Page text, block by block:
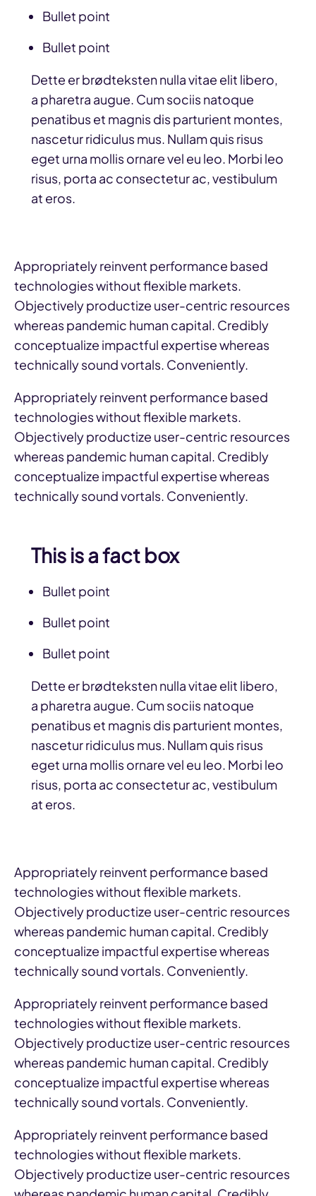
Bullet point
Bullet point
Dette er brødteksten nulla vitae elit libero,
a pharetra augue. Cum sociis natoque
penatibus et magnis dis parturient montes,
nascetur ridiculus mus. Nullam quis risus
eget urna mollis ornare vel eu leo. Morbi leo
risus, porta ac consectetur ac, vestibulum
at eros.
Appropriately reinvent performance based
technologies without flexible markets.
Objectively productize user-centric resources
whereas pandemic human capital. Credibly
conceptualize impactful expertise whereas
technically sound vortals. Conveniently.
Appropriately reinvent performance based
technologies without flexible markets.
Objectively productize user-centric resources
whereas pandemic human capital. Credibly
conceptualize impactful expertise whereas
technically sound vortals. Conveniently.
This is a fact box
Bullet point
Bullet point
Bullet point
Dette er brødteksten nulla vitae elit libero,
a pharetra augue. Cum sociis natoque
penatibus et magnis dis parturient montes,
nascetur ridiculus mus. Nullam quis risus
eget urna mollis ornare vel eu leo. Morbi leo
risus, porta ac consectetur ac, vestibulum
at eros.
Appropriately reinvent performance based
technologies without flexible markets.
Objectively productize user-centric resources
whereas pandemic human capital. Credibly
conceptualize impactful expertise whereas
technically sound vortals. Conveniently.
Appropriately reinvent performance based
technologies without flexible markets.
Objectively productize user-centric resources
whereas pandemic human capital. Credibly
conceptualize impactful expertise whereas
technically sound vortals. Conveniently.
Appropriately reinvent performance based
technologies without flexible markets.
Objectively productize user-centric resources